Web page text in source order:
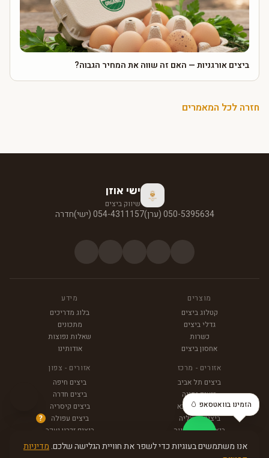
ביצים אורגניות — האם זה שווה את המחיר הגבוה?
חזרה לכל המאמרים
ישי אוזן
שיווק ביצים
050-5395634 (ערן) 054-4311157 (ישי) חדרה
מוצרים
קטלוג ביצים
גדלי ביצים
כשרות
אחסון ביצים
מידע
בלוג מדריכים
מתכונים
שאלות נפוצות
אודותינו
אזורים - מרכז
ביצים תל אביב
ביצים נתניה
ביצים כפר סבא
ביצים הרצליה
ביצים פתח תקווה
אזורים - צפון
ביצים חיפה
ביצים חדרה
ביצים קיסריה
ביצים עפולה
ביצים זכרון יעקב
מדיניות פרטיות|תקנון האתר|תנאי שימוש
הזמינו בוואטסאפ 🥚
?
אנו משתמשים בעוגיות כדי לשפר את חוויית הגלישה שלכם. מדיניות